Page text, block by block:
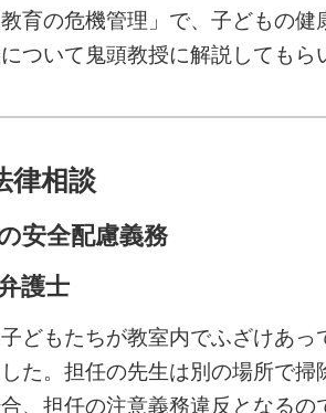
育の危機管理」で、子どもの健
ついて鬼頭教授に解説してもら
律相談
安全配慮義務
護士
どもたちが教室内でふざけあっ
た。担任の先生は別の場所で掃
、担任の注意義務違反となるの